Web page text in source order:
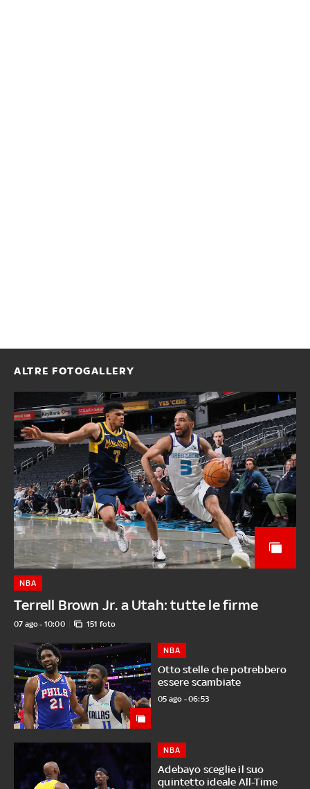
ALTRE FOTOGALLERY
Terrell Brown Jr. a Utah: tutte le firme
NBA
07 ago - 10:00 151 foto
Otto stelle che potrebbero
essere scambiate
NBA
05 ago - 06:53
Adebayo sceglie il suo
quintetto ideale All-Time
NBA